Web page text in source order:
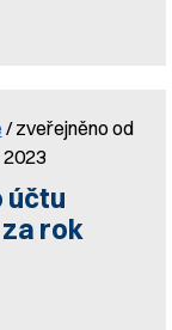
/ zveřejněno od
účtu
rok